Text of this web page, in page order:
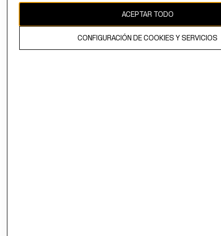
El contenido de esta página web está protegido por copyright y es
ACEPTAR TODO
CONFIGURACIÓN DE COOKIES Y SERVICIOS